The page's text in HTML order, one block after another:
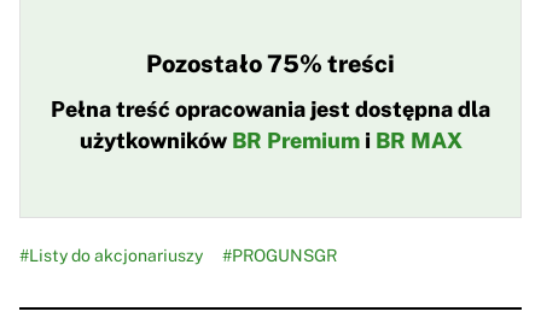
Pozostało 75% treści
Pełna treść opracowania jest dostępna dla
użytkowników BR Premiumi BR MAX
#Listy do akcjonariuszy #PROGUNSGR